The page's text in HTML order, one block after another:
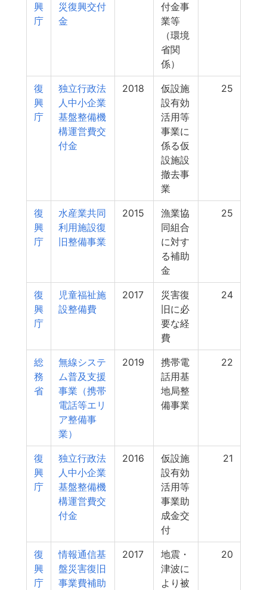
興
庁
災復興交付
金
付金事
業等
（環境
省関
係）
復
興
庁
独立行政法
人中小企業
基盤整備機
構運営費交
付金
2018
仮設施
設有効
活用等
事業に
係る仮
設施設
撤去事
業
25
復
興
庁
水産業共同
利用施設復
旧整備事業
2015
漁業協
同組合
に対す
る補助
金
25
復
興
庁
児童福祉施
設整備費
2017
災害復
旧に必
要な経
費
24
総
務
省
無線システ
ム普及支援
事業（携帯
電話等エリ
ア整備事
業）
2019
携帯電
話用基
地局整
備事業
22
復
興
庁
独立行政法
人中小企業
基盤整備機
構運営費交
付金
2016
仮設施
設有効
活用等
事業助
成金交
付
21
復
興
庁
情報通信基
盤災害復旧
事業費補助
2017
地震・
津波に
より被
20